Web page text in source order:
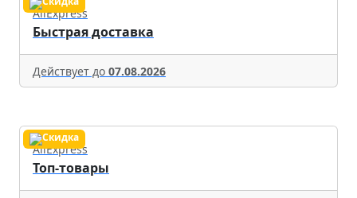
AliExpress
Быстрая доставка
Действует до 07.08.2026
AliExpress
Топ-товары